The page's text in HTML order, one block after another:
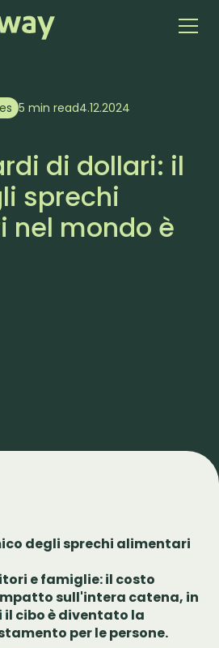
5 min read4.12.2024
di dollari: il
sprechi
nel mondo è
degli sprechi alimentari
e famiglie: il costo
sull'intera catena, in
il cibo è diventato la
per le persone.